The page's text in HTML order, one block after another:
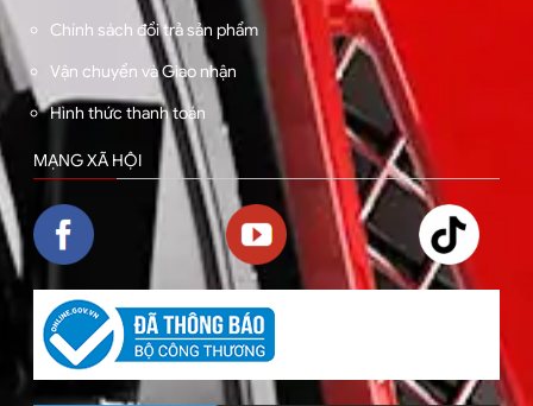
Chính sách đổi trả sản phẩm
Vận chuyển và Giao nhận
Hình thức thanh toán
MẠNG XÃ HỘI